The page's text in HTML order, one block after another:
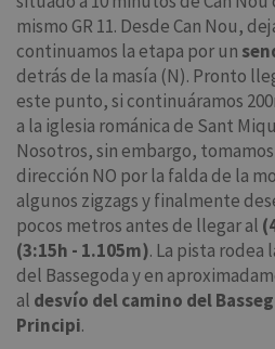
mismo GR 11. Desde Can Nou,
continuamos la etapa por un
detrás de la masía (N). Pronto
este punto, si continuáramos
a la iglesia románica de Sant
Nosotros, sin embargo,
dirección NO por la falda de la
algunos zigzags y finalmente
pocos metros antes de llegar al
(3:15h - 1.105m). La pista
del Bassegoda y en
al desvío del camino del
Principi.